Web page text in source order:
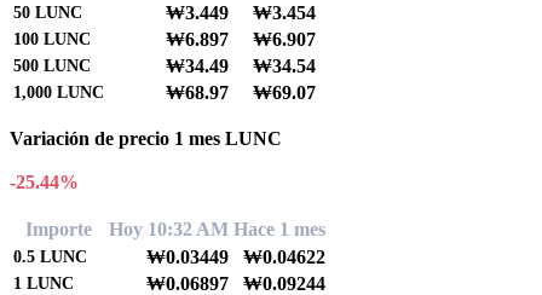
50 LUNC ₩3.449 ₩3.454
100 LUNC ₩6.897 ₩6.907
500 LUNC ₩34.49 ₩34.54
1,000 LUNC ₩68.97 ₩69.07
Variación de precio 1 mes LUNC
-25.44%
Importe Hoy 10:32 AM Hace 1 mes
0.5 LUNC ₩0.03449 ₩0.04622
1 LUNC ₩0.06897 ₩0.09244